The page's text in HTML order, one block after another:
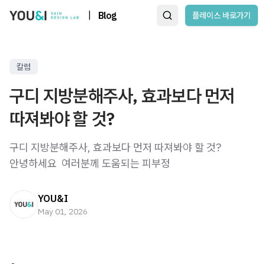
Blog 플레이스 바로가기
칼럼
구디 지방분해주사, 효과보다 먼저
따져봐야 할 것?
구디 지방분해주사, 효과보다 먼저 따져봐야 할 것?
안녕하세요 ​ 여러분께 도움되는 피부정
YOU&I
May 01, 2026